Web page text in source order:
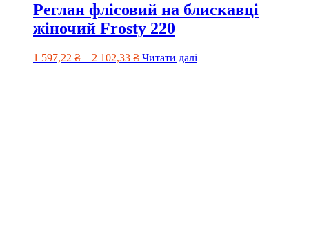
Реглан флісовий на блискавці
жіночий Frosty 220
1 597,22 ₴ – 2 102,33 ₴ Читати далі